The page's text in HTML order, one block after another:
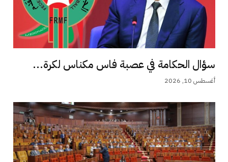
سؤال الحكامة في عصبة فاس مكناس لكرة...
أغسطس 10, 2026